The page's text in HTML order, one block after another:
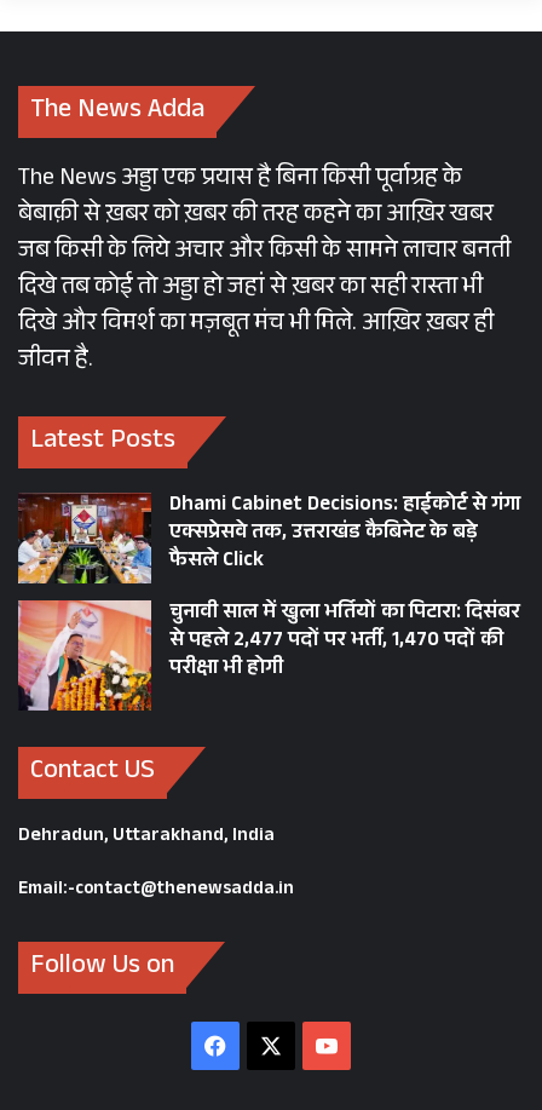
The News Adda
The News अड्डा एक प्रयास है बिना किसी पूर्वाग्रह के
बेबाक़ी से ख़बर को ख़बर की तरह कहने का आख़िर खबर
जब किसी के लिये अचार और किसी के सामने लाचार बनती
दिखे तब कोई तो अड्डा हो जहां से ख़बर का सही रास्ता भी
दिखे और विमर्श का मज़बूत मंच भी मिले. आख़िर ख़बर ही
जीवन है.
Latest Posts
Dhami Cabinet Decisions: हाईकोर्ट से गंगा
एक्सप्रेसवे तक, उत्तराखंड कैबिनेट के बड़े
फैसले Click
चुनावी साल में खुला भर्तियों का पिटारा: दिसंबर
से पहले 2,477 पदों पर भर्ती, 1,470 पदों की
परीक्षा भी होगी
Contact US
Dehradun, Uttarakhand, India
Email:-contact@thenewsadda.in
Follow Us on
Facebook YouTube